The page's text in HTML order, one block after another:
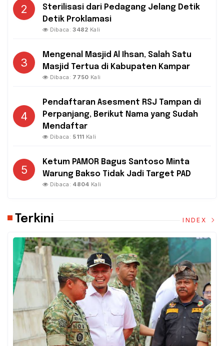
2
Sterilisasi dari Pedagang Jelang Detik
Detik Proklamasi
Dibaca:3482 Kali
3
Mengenal Masjid Al Ihsan, Salah Satu
Masjid Tertua di Kabupaten Kampar
Dibaca: 7750 Kali
4
Pendaftaran Asesment RSJ Tampan di
Perpanjang, Berikut Nama yang Sudah
Mendaftar
Dibaca: 5111 Kali
5
Ketum PAMOR Bagus Santoso Minta
Warung Bakso Tidak Jadi Target PAD
Dibaca: 4804 Kali
Terkini INDEX